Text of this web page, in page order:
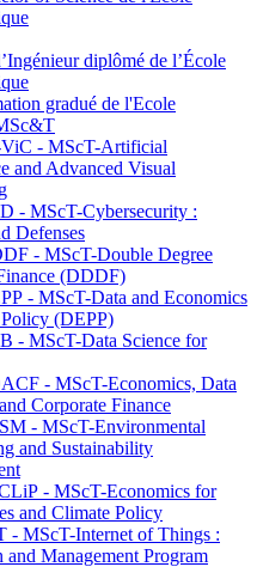
diplômé de l’École
gradué de l'Ecole
- MScT-Artificial
and Advanced Visual
- MScT-Cybersecurity :
Defenses
- MScT-Double Degree
(DDDF)
- MScT-Data and Economics
(DEPP)
- MScT-Data Science for
- MScT-Economics, Data
Corporate Finance
- MScT-Environmental
and Sustainability
- MScT-Economics for
and Climate Policy
- MScT-Internet of Things :
and Management Program